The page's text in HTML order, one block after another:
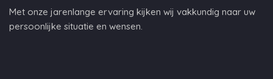
Met onze jarenlange ervaring kijken wij vakkundig naar uw
persoonlijke situatie en wensen.